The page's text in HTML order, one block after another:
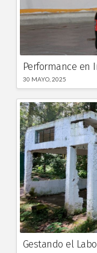
Performance en
30 MAYO, 2025
Gestando el